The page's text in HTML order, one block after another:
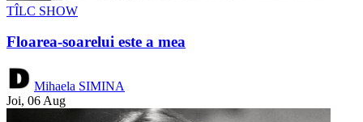
TÎLC SHOW
Floarea-soarelui este a mea
Mihaela SIMINA
Joi, 06 Aug